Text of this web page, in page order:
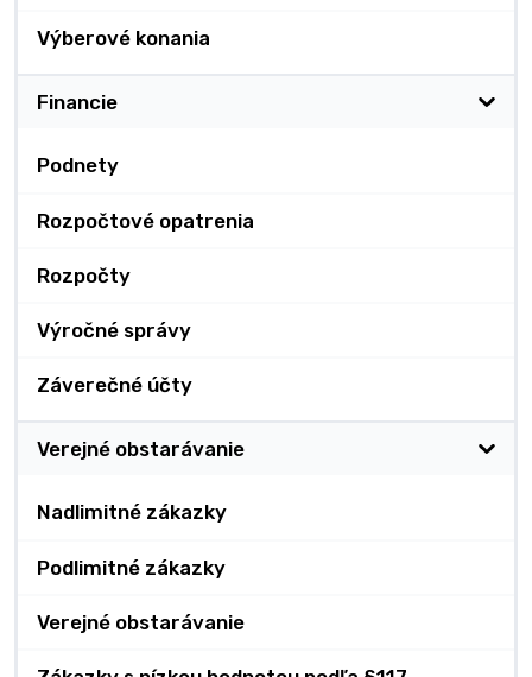
Výberové konania
Financie
Podnety
Rozpočtové opatrenia
Rozpočty
Výročné správy
Záverečné účty
Verejné obstarávanie
Nadlimitné zákazky
Podlimitné zákazky
Verejné obstarávanie